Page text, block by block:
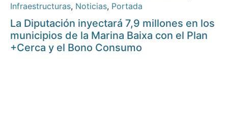
Infraestructuras, Noticias, Portada
La Diputación inyectará 7,9 millones en los
municipios de la Marina Baixa con el Plan
+Cerca y el Bono Consumo